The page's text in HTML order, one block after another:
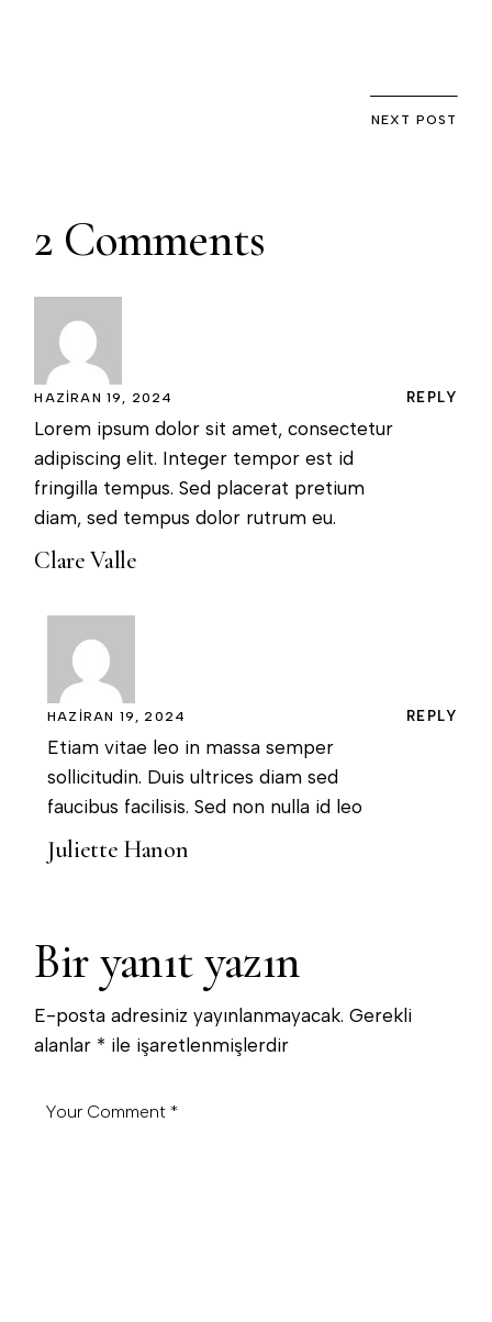
NEXT POST
2 Comments
HAZIRAN 19, 2024 REPLY
Lorem ipsum dolor sit amet, consectetur
adipiscing elit. Integer tempor est id
fringilla tempus. Sed placerat pretium
diam, sed tempus dolor rutrum eu.
Clare Valle
HAZIRAN 19, 2024 REPLY
Etiam vitae leo in massa semper
sollicitudin. Duis ultrices diam sed
faucibus facilisis. Sed non nulla id leo
Juliette Hanon
Bir yanıt yazın
E-posta adresiniz yayınlanmayacak. Gerekli
alanlar * ile işaretlenmişlerdir